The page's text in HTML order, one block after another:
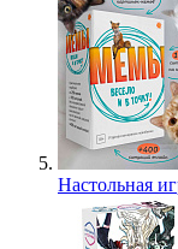
Настольная